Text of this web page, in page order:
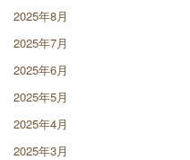
2025年8月
2025年7月
2025年6月
2025年5月
2025年4月
2025年3月